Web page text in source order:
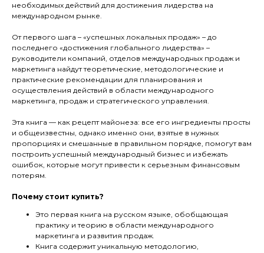
необходимых действий для достижения лидерства на
международном рынке.
От первого шага – «успешных локальных продаж» – до
последнего «достижения глобального лидерства» –
руководители компаний, отделов международных продаж и
маркетинга найдут теоретические, методологические и
практические рекомендации для планирования и
осуществления действий в области международного
маркетинга, продаж и стратегического управления.
Эта книга — как рецепт майонеза: все его ингредиенты просты
и общеизвестны, однако именно они, взятые в нужных
пропорциях и смешанные в правильном порядке, помогут вам
построить успешный международный бизнес и избежать
ошибок, которые могут привести к серьезным финансовым
потерям.
Почему стоит купить?
Это первая книга на русском языке, обобщающая
практику и теорию в области международного
маркетинга и развития продаж.
Книга содержит уникальную методологию,